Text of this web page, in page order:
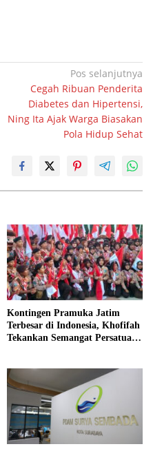
Pos selanjutnya
Cegah Ribuan Penderita
Diabetes dan Hipertensi,
Ning Ita Ajak Warga Biasakan
Pola Hidup Sehat
Kontingen Pramuka Jatim
Terbesar di Indonesia, Khofifah
Tekankan Semangat Persatuan